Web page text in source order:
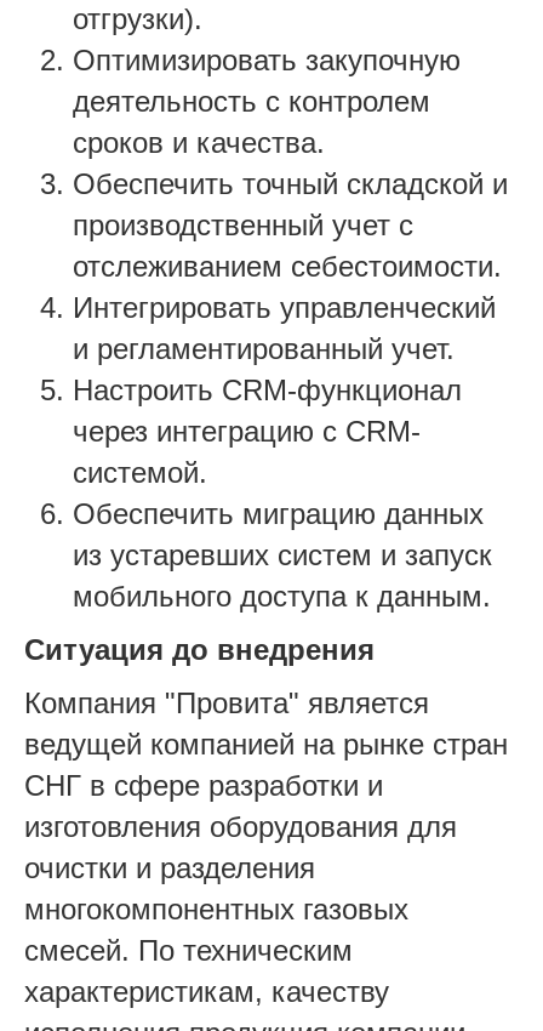
отгрузки).
Оптимизировать закупочную
деятельность с контролем
сроков и качества.
Обеспечить точный складской и
производственный учет с
отслеживанием себестоимости.
Интегрировать управленческий
и регламентированный учет.
Настроить CRM-функционал
через интеграцию с CRM-
системой.
Обеспечить миграцию данных
из устаревших систем и запуск
мобильного доступа к данным.
Ситуация до внедрения
Компания "Провита" является
ведущей компанией на рынке стран
СНГ в сфере разработки и
изготовления оборудования для
очистки и разделения
многокомпонентных газовых
смесей. По техническим
характеристикам, качеству